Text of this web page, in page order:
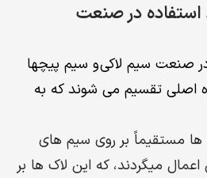
استفاده در صنعت
صنعت سیم لاکی و سیم پیچها
اصلی تقسیم می شوند که به
ها مستقیماً بر روی سیم های
میگردند، که این لاک ها بر